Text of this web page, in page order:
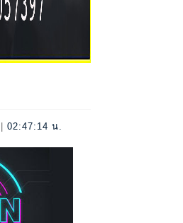
| 02:47:16 น.